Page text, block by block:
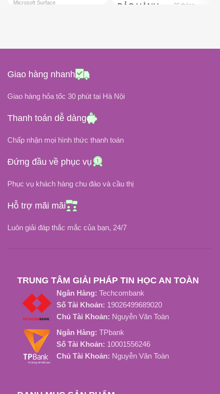
Microsoft Surface
DUNG LƯỢNG PIN
51 Wh / 6800 mAh
LOẠI PIN Li-Ion
TUỔI THỌ PIN
BẢO HÀNH 06 tháng
ĐIỆN ÁP
-20 độ C đến 80 độ C
Dưới 3 Tiếng
TUỔI THỌ PIN
Khoảng 800 Chu Kỳ Sạc
Giao hàng nhanh
Giao hàng hỏa tốc 30 phút tại Hà Nội
Thanh toán dễ dàng
Chấp nhận mọi hình thức thanh toán
Đứng đầu về phục vụ
Phục vụ khách hàng chu đáo và cầu thị
Hỗ trợ mãi mãi
Luôn giải đáp thắc mắc của bạn, 24/7
TRUNG TÂM GIẢI PHÁP TIN HỌC AN TOÀN
Ngân Hàng: Techcombank
Số Tài Khoản: 19026499689020
Chủ Tài Khoản: Nguyễn Văn Toàn
Ngân Hàng: TPbank
Số Tài Khoản: 10001556246
Chủ Tài Khoản: Nguyễn Văn Toàn